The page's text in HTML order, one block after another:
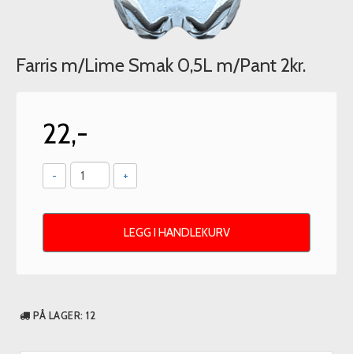
Farris m/Lime Smak 0,5L m/Pant 2kr.
22,-
- +
LEGG I HANDLEKURV
PÅ LAGER: 12